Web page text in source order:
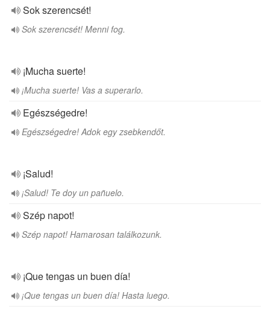
Sok szerencsét!
Sok szerencsét! Menni fog.
¡Mucha suerte!
¡Mucha suerte! Vas a superarlo.
Egészségedre!
Egészségedre! Adok egy zsebkendőt.
¡Salud!
¡Salud! Te doy un pañuelo.
Szép napot!
Szép napot! Hamarosan találkozunk.
¡Que tengas un buen día!
¡Que tengas un buen día! Hasta luego.